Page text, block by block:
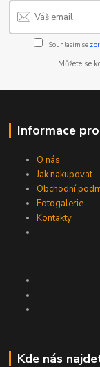
Souhlasím se
Můžete se
Informace
O nás
Jak nakupovat
Obchodní
Fotogalerie
Kontakty
Kde nás